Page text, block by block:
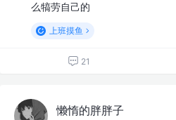
么犒劳自己的
上班摸鱼
21
懒惰的胖胖子